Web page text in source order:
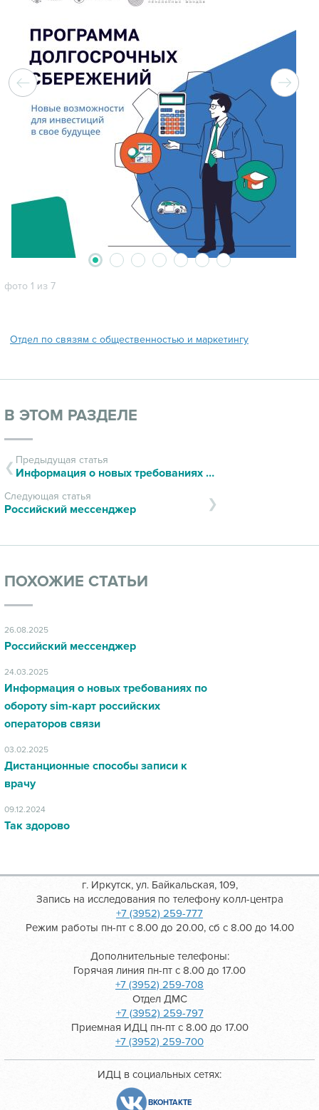
фото 1 из 7
Отдел по связям с общественностью и маркетингу
В ЭТОМ РАЗДЕЛЕ
Предыдущая статья
Информация о новых требованиях по обороту sim-карт российских операторов связи
Следующая статья
Российский мессенджер
ПОХОЖИЕ СТАТЬИ
26.08.2025
Российский мессенджер
24.03.2025
Информация о новых требованиях по
обороту sim-карт российских
операторов связи
03.02.2025
Дистанционные способы записи к
врачу
09.12.2024
Так здорово
г. Иркутск, ул. Байкальская, 109,
Запись на исследования по телефону колл-центра
+7 (3952) 259-777
Режим работы пн-пт с 8.00 до 20.00, сб с 8.00 до 14.00
Дополнительные телефоны:
Горячая линия пн-пт с 8.00 до 17.00
+7 (3952) 259-708
Отдел ДМС
+7 (3952) 259-797
Приемная ИДЦ пн-пт с 8.00 до 17.00
+7 (3952) 259-700
ИДЦ в социальных сетях:
ВКОНТАКТЕ